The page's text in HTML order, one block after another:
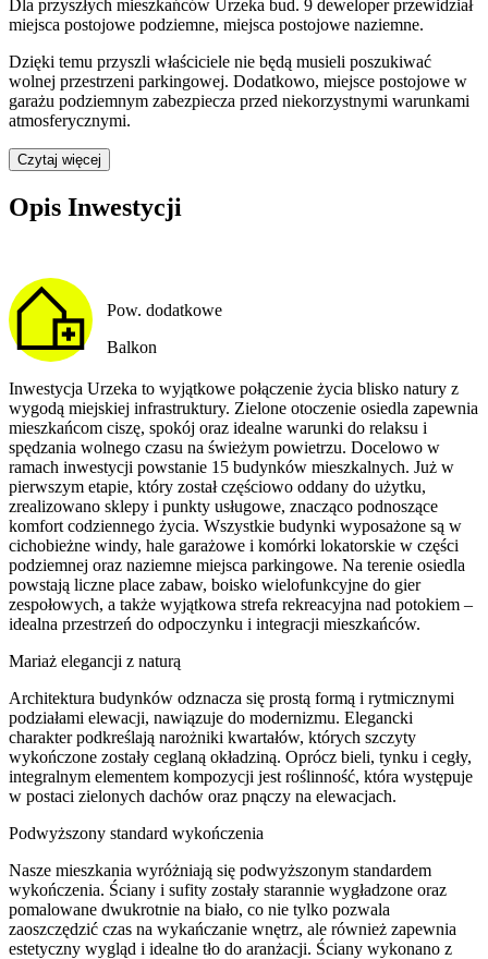
Dla przyszłych mieszkańców Urzeka bud. 9 deweloper przewidział
miejsca postojowe podziemne, miejsca postojowe naziemne.
Dzięki temu przyszli właściciele nie będą musieli poszukiwać
wolnej przestrzeni parkingowej. Dodatkowo, miejsce postojowe w
garażu podziemnym zabezpiecza przed niekorzystnymi warunkami
atmosferycznymi.
Czytaj więcej
Opis Inwestycji
Pow. dodatkowe
Balkon
Inwestycja Urzeka to wyjątkowe połączenie życia blisko natury z
wygodą miejskiej infrastruktury. Zielone otoczenie osiedla zapewnia
mieszkańcom ciszę, spokój oraz idealne warunki do relaksu i
spędzania wolnego czasu na świeżym powietrzu. Docelowo w
ramach inwestycji powstanie 15 budynków mieszkalnych. Już w
pierwszym etapie, który został częściowo oddany do użytku,
zrealizowano sklepy i punkty usługowe, znacząco podnoszące
komfort codziennego życia. Wszystkie budynki wyposażone są w
cichobieżne windy, hale garażowe i komórki lokatorskie w części
podziemnej oraz naziemne miejsca parkingowe. Na terenie osiedla
powstają liczne place zabaw, boisko wielofunkcyjne do gier
zespołowych, a także wyjątkowa strefa rekreacyjna nad potokiem –
idealna przestrzeń do odpoczynku i integracji mieszkańców.
Mariaż elegancji z naturą
Architektura budynków odznacza się prostą formą i rytmicznymi
podziałami elewacji, nawiązuje do modernizmu. Elegancki
charakter podkreślają narożniki kwartałów, których szczyty
wykończone zostały ceglaną okładziną. Oprócz bieli, tynku i cegły,
integralnym elementem kompozycji jest roślinność, która występuje
w postaci zielonych dachów oraz pnączy na elewacjach.
Podwyższony standard wykończenia
Nasze mieszkania wyróżniają się podwyższonym standardem
wykończenia. Ściany i sufity zostały starannie wygładzone oraz
pomalowane dwukrotnie na biało, co nie tylko pozwala
zaoszczędzić czas na wykańczanie wnętrz, ale również zapewnia
estetyczny wygląd i idealne tło do aranżacji. Ściany wykonano z